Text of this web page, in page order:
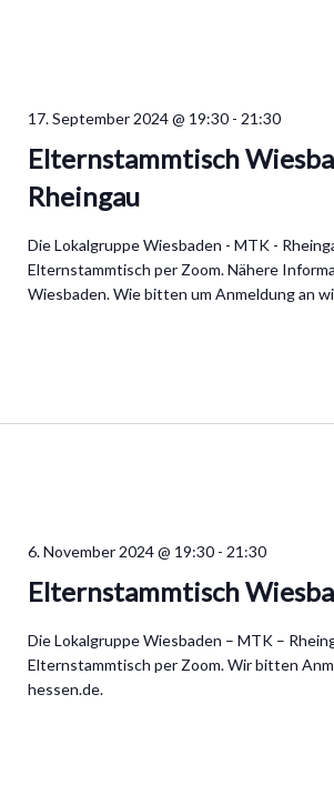
Elternstammtisch
Rheingau
17. September 2024 @ 19:30 - 21:30
Die Lokalgruppe Wiesbaden - MTK -
Elternstammtisch per Zoom. Nähere
Wiesbaden. Wie bitten um Anmeldung an
Elternstammtisch
6. November 2024 @ 19:30 - 21:30
Die Lokalgruppe Wiesbaden – MTK –
Elternstammtisch per Zoom. Wir bitten
hessen.de.